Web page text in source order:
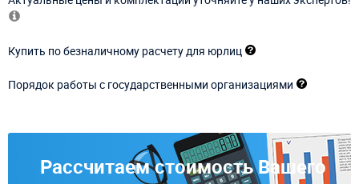
Купить по безналичному расчету для юрлиц
Порядок работы с государственными организациями
Рассчитаем стоимость Вашего